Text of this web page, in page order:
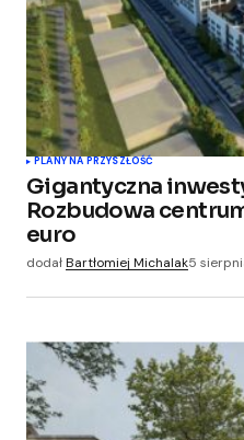
PLANY NA PRZYSZŁOŚĆ
Gigantyczna
Rozbudowa
euro
dodałBartłomiej Michalak5